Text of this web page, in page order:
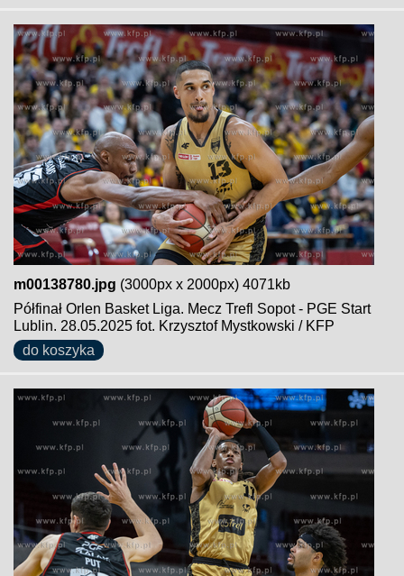
m00138780.jpg (3000px x 2000px) 4071kb
Półfinał Orlen Basket Liga. Mecz Trefl Sopot - PGE Start
Lublin. 28.05.2025 fot. Krzysztof Mystkowski / KFP
do koszyka